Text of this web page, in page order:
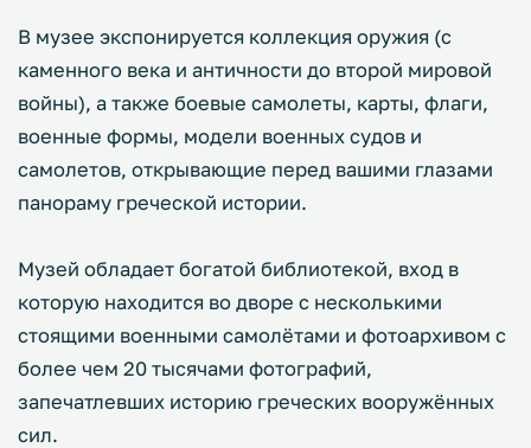
В музее экспонируется коллекция оружия (с
каменного века и античности до второй мировой
войны), а также боевые самолеты, карты, флаги,
военные формы, модели военных судов и
самолетов, открывающие перед вашими глазами
панораму греческой истории.
Музей обладает богатой библиотекой, вход в
которую находится во дворе с несколькими
стоящими военными самолётами и фотоархивом с
более чем 20 тысячами фотографий,
запечатлевших историю греческих вооружённых
сил.